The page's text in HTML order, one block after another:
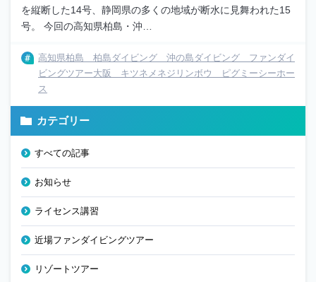
を縦断した14号、静岡県の多くの地域が断水に見舞われた15
号。 今回の高知県柏島・沖…
高知県柏島 柏島ダイビング 沖の島ダイビング ファンダイ
ビングツアー大阪 キツネメネジリンボウ ピグミーシーホー
ス
カテゴリー
すべての記事
お知らせ
ライセンス講習
近場ファンダイビングツアー
リゾートツアー